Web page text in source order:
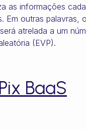
as informações
Em outras palavras,
atrelada a um
(EVP).
BaaS